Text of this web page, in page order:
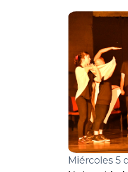
Miércoles 5